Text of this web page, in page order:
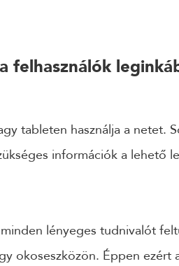
felhasználók
tableten használja a netet.
információk a lehető
lényeges tudnivalót
okoseszközön. Éppen ezért